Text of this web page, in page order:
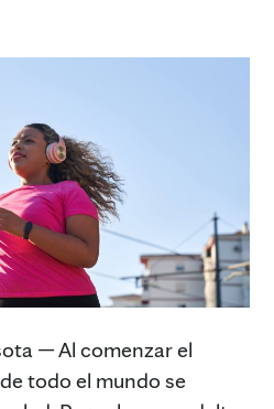
— Al comenzar el
todo el mundo se